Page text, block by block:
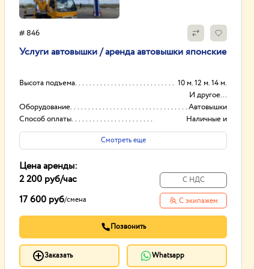
# 846
Услуги автовышки / аренда автовышки японские
Высота подъема
10 м. 12 м. 14 м.
И другое...
Оборудование
Автовышки
Способ оплаты
Наличные и
безналичный
Смотреть еще
Цена аренды:
2 200 руб/час
17 600 руб/смена
С НДС
С экипажем
Позвонить
Заказать Whatsapp